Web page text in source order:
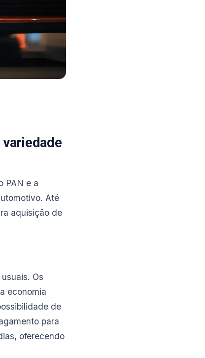
PAN e a
Até
aquisição de
Os
economia
de
para
oferecendo